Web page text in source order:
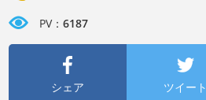
PV： 6187
シェア ツイート